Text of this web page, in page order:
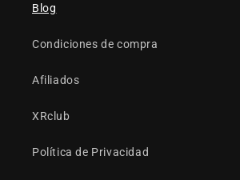
Blog
Condiciones de compra
Afiliados
XRclub
Política de Privacidad